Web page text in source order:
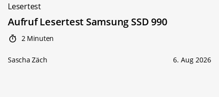
Lesertest
Aufruf Lesertest Samsung SSD 990
2 Minuten
Sascha Zäch 6. Aug 2026